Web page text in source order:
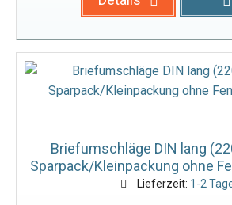
Briefumschläge DIN lang
Sparpack/Kleinpackung ohne
Lieferzeit: 1-2